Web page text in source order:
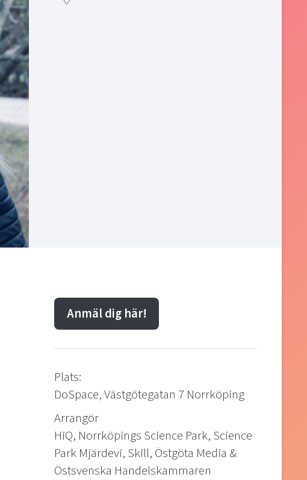
Anmäl dig här!
Plats:
DoSpace, Västgötegatan 7 Norrköping
Arrangör
HiQ, Norrköpings Science Park, Science
Park Mjärdevi, Skill, Östgöta Media &
Östsvenska Handelskammaren